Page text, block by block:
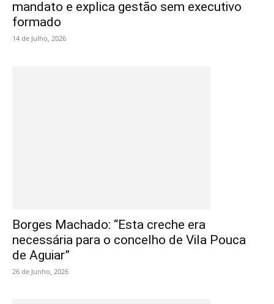
mandato e explica gestão sem executivo
formado
14 de Julho, 2026
Borges Machado: “Esta creche era
necessária para o concelho de Vila Pouca
de Aguiar”
26 de Junho, 2026